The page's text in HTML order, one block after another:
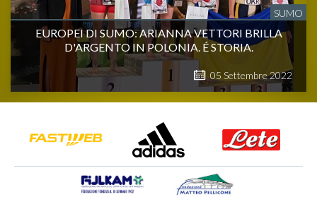
SUMO
EUROPEI DI SUMO: ARIANNA VETTORI BRILLA
D'ARGENTO IN POLONIA. É STORIA.
05 Settembre2022